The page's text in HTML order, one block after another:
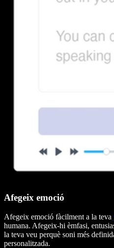
Afegeix emoció
Afegeix emoció fàcilment a la teva
humana. Afegeix-hi èmfasi,
la teva veu perquè soni més
personalitzada.